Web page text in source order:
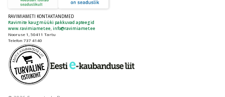
RAVIMIAMETI KONTAKTANDMED
Ravimite kaugmüüki pakkuvad apteegid
www.ravimiamet.ee info@ravimiamet.ee
Nooruse 1, 50411 Tartu
Telefon 737 4140